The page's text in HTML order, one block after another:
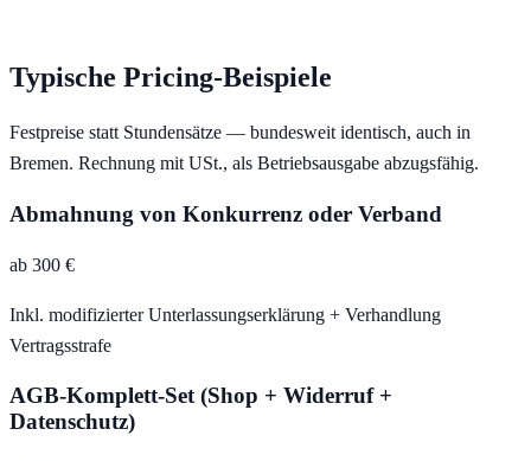
Typische Pricing-Beispiele
Festpreise statt Stundensätze — bundesweit identisch, auch in
Bremen. Rechnung mit USt., als Betriebsausgabe abzugsfähig.
Abmahnung von Konkurrenz oder Verband
ab 300 €
Inkl. modifizierter Unterlassungserklärung + Verhandlung
Vertragsstrafe
AGB-Komplett-Set (Shop + Widerruf +
Datenschutz)